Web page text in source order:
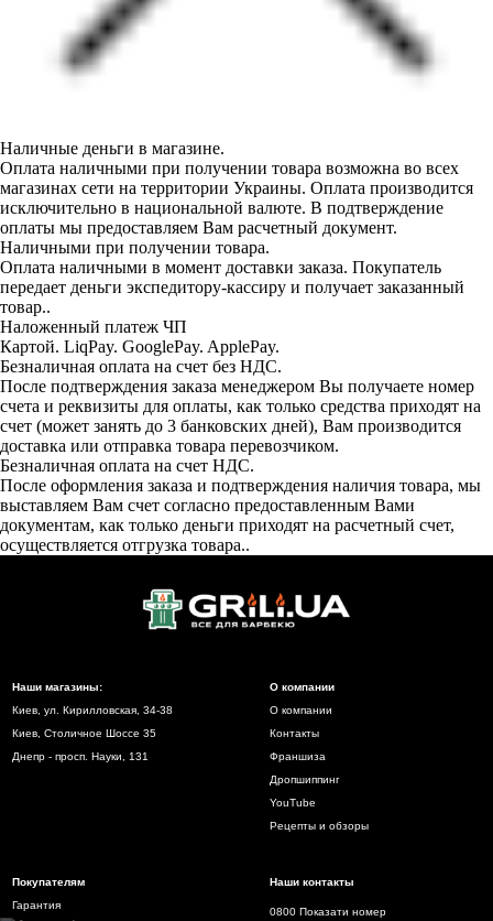
Наличные деньги в магазине.
Оплата наличными при получении товара возможна во всех
магазинах сети на территории Украины. Оплата производится
исключительно в национальной валюте. В подтверждение
оплаты мы предоставляем Вам расчетный документ.
Наличными при получении товара.
Оплата наличными в момент доставки заказа. Покупатель
передает деньги экспедитору-кассиру и получает заказанный
товар..
Наложенный платеж ЧП
Картой. LiqPay. GooglePay. ApplePay.
Безналичная оплата на счет без НДС.
После подтверждения заказа менеджером Вы получаете номер
счета и реквизиты для оплаты, как только средства приходят на
счет (может занять до 3 банковских дней), Вам производится
доставка или отправка товара перевозчиком.
Безналичная оплата на счет НДС.
После оформления заказа и подтверждения наличия товара, мы
выставляем Вам счет согласно предоставленным Вами
документам, как только деньги приходят на расчетный счет,
осуществляется отгрузка товара..
Наши магазины:
Киев, ул. Кирилловская, 34-38
Киев, Столичное Шоссе 35
Днепр - просп. Науки, 131
О компании
О компании
Контакты
Франшиза
Дропшиппинг
YouTube
Рецепты и обзоры
Покупателям
Гарантия
Наши контакты
0800 Показати номер